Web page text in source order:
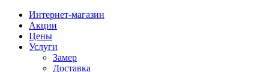
Интернет-магазин
Акции
Цены
Услуги
Замер
Доставка